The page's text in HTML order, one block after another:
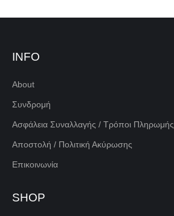
INFO
About
Συνδρομή
Ασφάλεια Συναλλαγής / Τρόποι Πληρωμής
Αποστολή / Πολιτική Ακύρωσης
Επικοινωνία
SHOP